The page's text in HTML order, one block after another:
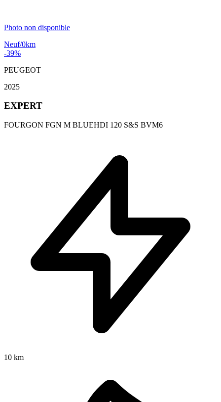
Photo non disponible
Neuf/0km
-39%
PEUGEOT
2025
EXPERT
FOURGON FGN M BLUEHDI 120 S&S BVM6
10 km